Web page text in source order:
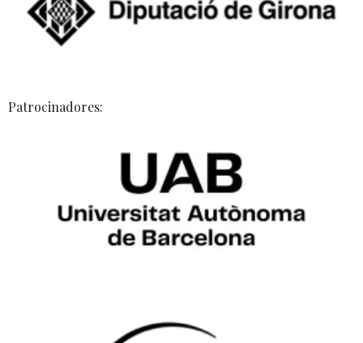
Patrocinadores: